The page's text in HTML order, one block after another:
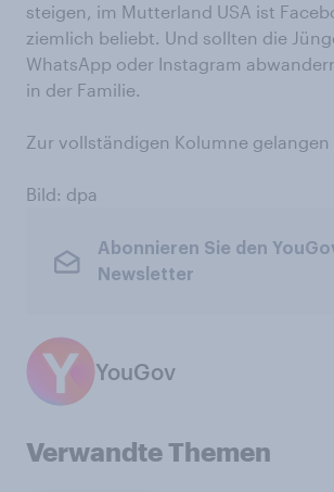
steigen, im Mutterland USA ist
ziemlich beliebt. Und sollten die
WhatsApp oder Instagram
in der Familie.
Zur vollständigen Kolumne gelangen
Bild: dpa
Abonnieren Sie den
Newsletter
YouGov
Verwandte Themen